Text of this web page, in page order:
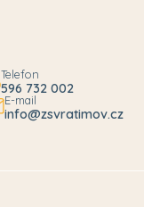
Telefon
596 732 002
E-mail
info@zsvratimov.cz